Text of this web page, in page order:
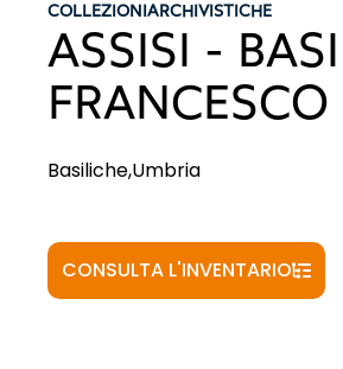
COLLEZIONIARCHIVISTICHE
ASSISI -
FRANCESCO
Basiliche,Umbria
CONSULTA L'INVENTARIO